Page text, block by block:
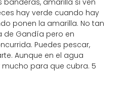
banderas, amarilla si ven
hay verde cuando hay
ponen la amarilla. No tan
de Gandía pero en
Puedes pescar,
Aunque en el agua
para que cubra. 5